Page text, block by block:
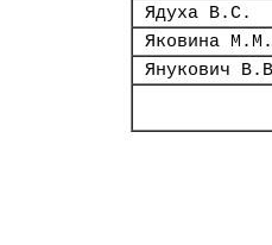
Ядуха В.С.
Яковина М.М.
Янукович